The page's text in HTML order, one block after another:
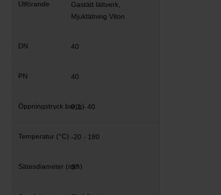
Gastätt lättverk,
Mjuktätning Viton
40
40
0,1 - 40
-20 - 180
37